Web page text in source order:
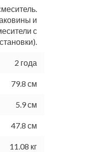
и
с
2 года
79.8 см
5.9 см
47.8 см
11.08 кг